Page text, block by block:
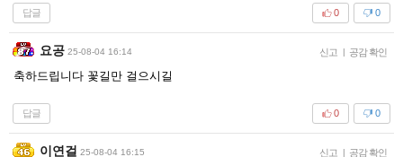
답글 0
0
요공 25-08-04 16:14 신고 | 공감 확인
축하드립니다 꽃길만 걸으시길
답글 0
0
이연걸 25-08-04 16:15 신고 | 공감 확인